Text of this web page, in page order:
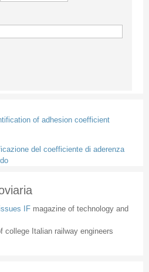
of adhesion coefficient
del coefficiente di aderenza
IF magazine of technology and
college Italian railway engineers